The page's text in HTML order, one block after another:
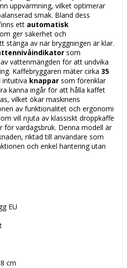
uppvärmning, vilket optimerar
smak. Bland dess
ett automatisk
ger säkerhet och
stänga av när bryggningen är klar.
som
vattenmängden för att undvika
Kaffebryggaren mäter cirka 35
intuitiva knappar som förenklar
kanna ingår för att hålla kaffet
vilket ökar maskinens
av funktionalitet och ergonomi
vill njuta av klassiskt droppkaffe
för vardagsbruk. Denna modell är
riktad till användare som
och enkel hantering utan
EU
cm